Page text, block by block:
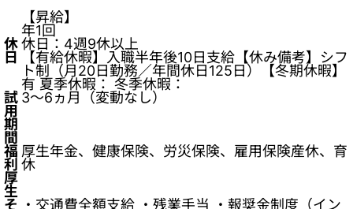
【昇給】
年1回
休
日
休日：4週9休以上
【有給休暇】入職半年後10日支給【休み備考】シフ
ト制（月20日勤務／年間休日125日）【冬期休暇】
有 夏季休暇： 冬季休暇：
試
用
期
間
3～6ヵ月（変動なし）
福
利
厚
生
厚生年金、健康保険、労災保険、雇用保険産休、育
休
そ
・交通費全額支給 ・残業手当 ・報奨金制度（イン